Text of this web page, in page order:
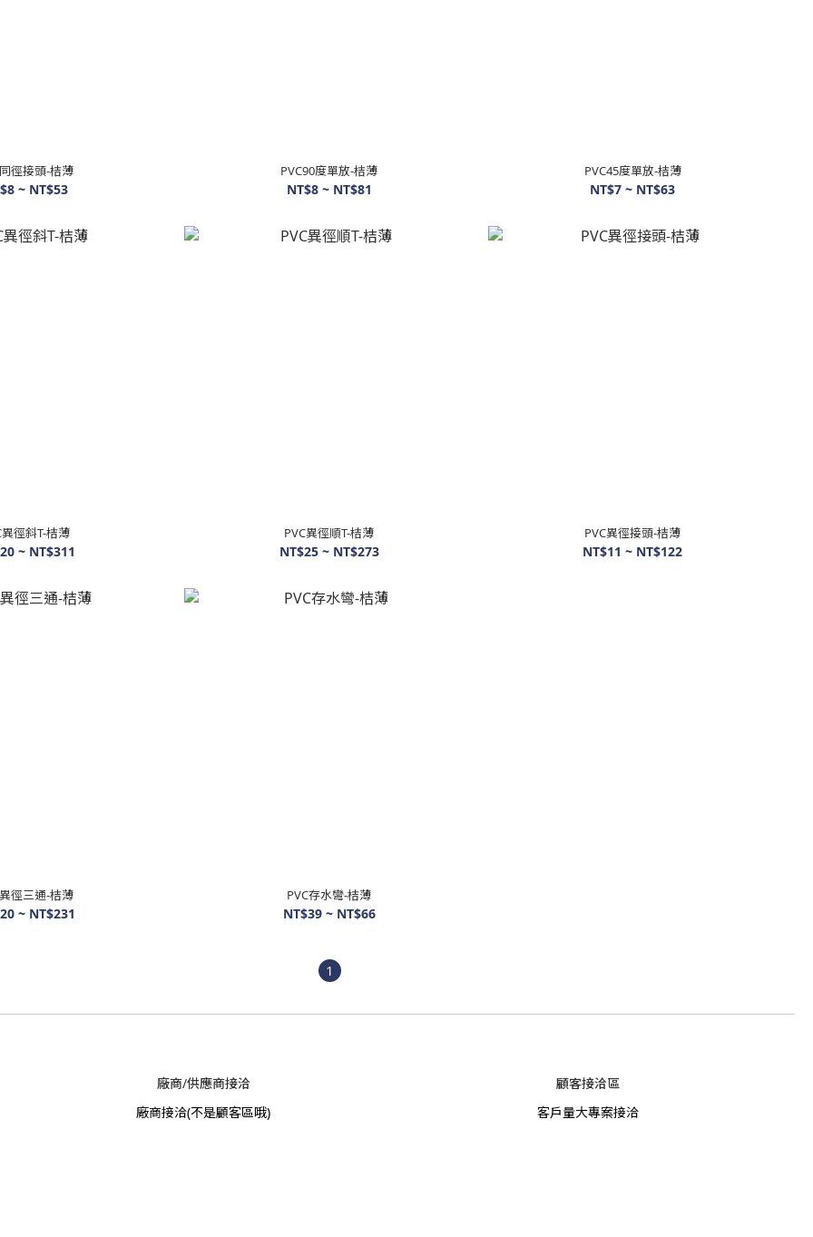
徑接頭-桔薄
~ NT$53
PVC90度單放-桔薄
NT$8 ~ NT$81
PVC45度單放-桔薄
NT$7 ~ NT$63
異徑斜T-桔薄
~ NT$311
PVC異徑順T-桔薄
NT$25 ~ NT$273
PVC異徑接頭-桔薄
NT$11 ~ NT$122
徑三通-桔薄
~ NT$231
PVC存水彎-桔薄
NT$39 ~ NT$66
1
廠商/供應商接洽
廠商接洽(不是顧客區哦)
顧客接洽區
客戶量大專案接洽